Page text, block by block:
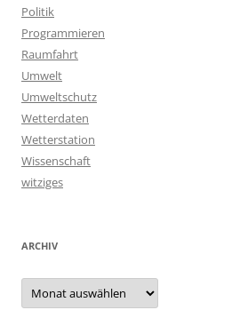
Politik
Programmieren
Raumfahrt
Umwelt
Umweltschutz
Wetterdaten
Wetterstation
Wissenschaft
witziges
ARCHIV
Archiv